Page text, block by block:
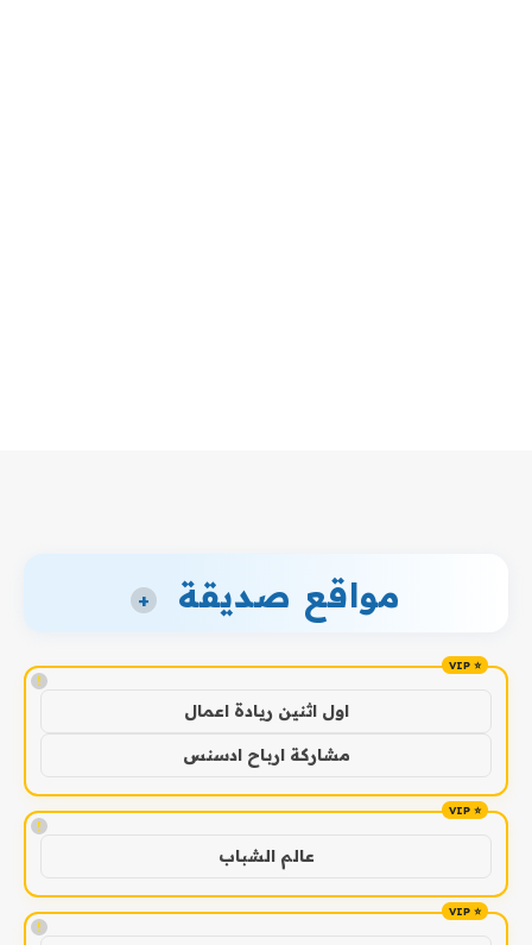
مواقع صديقة +
!
اول اثنين ريادة اعمال
مشاركة ارباح ادسنس
!
عالم الشباب
!